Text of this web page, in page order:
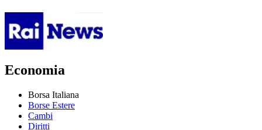
Economia
Borsa Italiana
Borse Estere
Cambi
Diritti